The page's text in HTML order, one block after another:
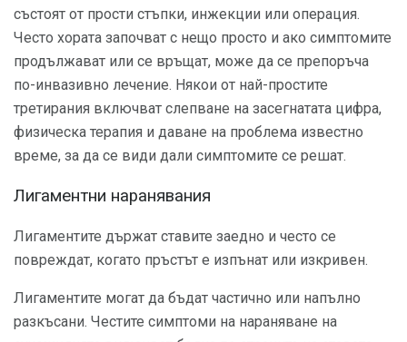
състоят от прости стъпки, инжекции или операция.
Често хората започват с нещо просто и ако симптомите
продължават или се връщат, може да се препоръча
по-инвазивно лечение. Някои от най-простите
третирания включват слепване на засегнатата цифра,
физическа терапия и даване на проблема известно
време, за да се види дали симптомите се решат.
Лигаментни наранявания
Лигаментите държат ставите заедно и често се
повреждат, когато пръстът е изпънат или изкривен.
Лигаментите могат да бъдат частично или напълно
разкъсани. Честите симптоми на нараняване на